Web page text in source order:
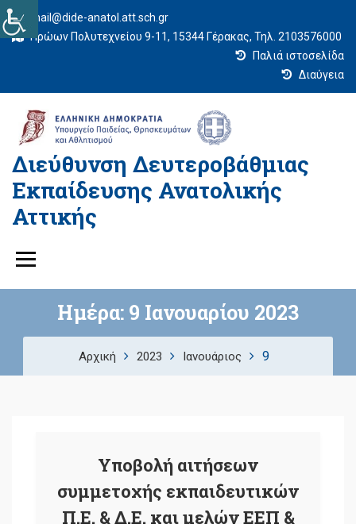
mail@dide-anatol.att.sch.gr
Ηρώων Πολυτεχνείου 9-11, 15344 Γέρακας, Τηλ. 2103576000
Παλιά ιστοσελίδα
Διαύγεια
Διεύθυνση Δευτεροβάθμιας
Εκπαίδευσης Ανατολικής
Αττικής
Ημέρα: 9 Ιανουαρίου 2023
Αρχική 2023 Ιανουάριος 9
Υποβολή αιτήσεων
συμμετοχής εκπαιδευτικών
Π.Ε. & Δ.Ε. και μελών ΕΕΠ &